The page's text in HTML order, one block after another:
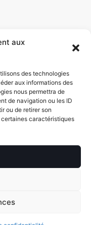
aux
des technologies
aux informations des
nous permettra de
de navigation ou les ID
ou de retirer son
caractéristiques
Conditions générales de